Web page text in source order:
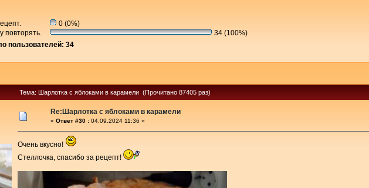
0 (0%)
повторять.
34 (100%)
пользователей: 34
Тема: Шарлотка с яблоками в карамели (Прочитано 87405 раз)
Re:Шарлотка с яблоками в карамели
« Ответ #30 : 04.09.2024 11:36 »
Очень вкусно!
Стеллочка, спасибо за рецепт!